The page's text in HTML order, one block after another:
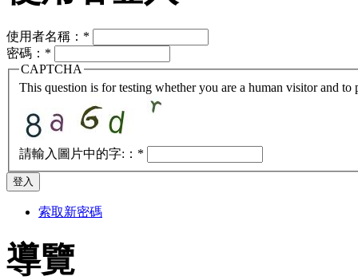
使用者名稱： *
密碼： *
CAPTCHA
This question is for testing whether you are a human visitor and to
請輸入圖片中的字:： *
索取新密碼
導覽